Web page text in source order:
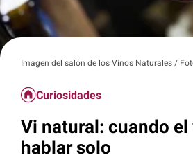
Imagen del salón de los Vinos Naturales /
Curiosidades
Vi natural: cuando
hablar solo